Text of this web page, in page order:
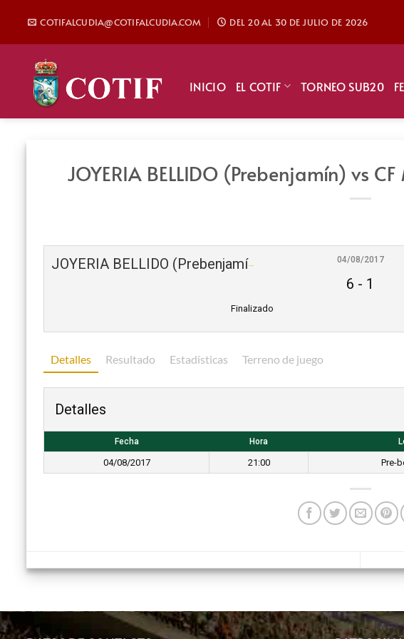
contenido
COTIFALCUDIA@COTIFALCUDIA.COM DEL 20 AL 30 DE JULIO DE 2026
INICIO EL COTIF TORNEO SUB20
JOYERIA BELLIDO (Prebenjamín) vs
JOYERIA BELLIDO (Prebenjamín) 04/08/2017
6 - 1
Finalizado
Detalles Resultado Estadisticas Terreno de juego
Detalles
Fecha Hora
04/08/2017 21:00 Pre-